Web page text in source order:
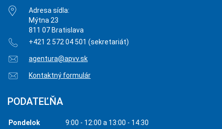
Adresa sídla:
Mýtna 23
811 07 Bratislava
+421 2 572 04 501 (sekretariát)
agentura@apvv.sk
Kontaktný formulár
PODATEĽŇA
Pondelok
9:00 - 12:00 a 13:00 - 14:30